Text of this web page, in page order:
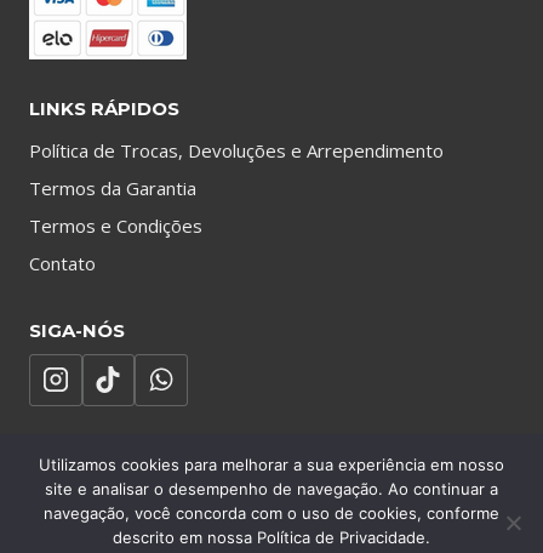
LINKS RÁPIDOS
Política de Trocas, Devoluções e Arrependimento
Termos da Garantia
Termos e Condições
Contato
SIGA-NÓS
© 2026 Salvador Inibidores | Desenvolvido pelaTropical Publicidade
Utilizamos cookies para melhorar a sua experiência em nosso
site e analisar o desempenho de navegação. Ao continuar a
navegação, você concorda com o uso de cookies, conforme
descrito em nossa Política de Privacidade.